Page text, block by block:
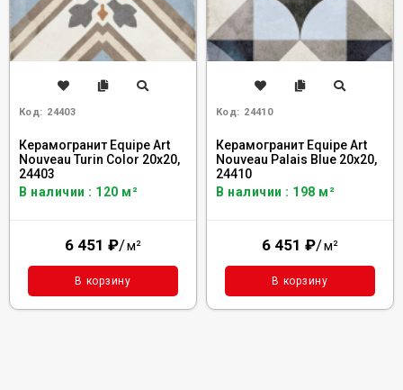
Код: 24403
Керамогранит Equipe Art
Nouveau Turin Color 20x20,
24403
В наличии : 120 м²
6 451 ₽/м²
В корзину
Код: 24410
Керамогранит Equipe Art
Nouveau Palais Blue 20x20,
24410
В наличии : 198 м²
6 451 ₽/м²
В корзину